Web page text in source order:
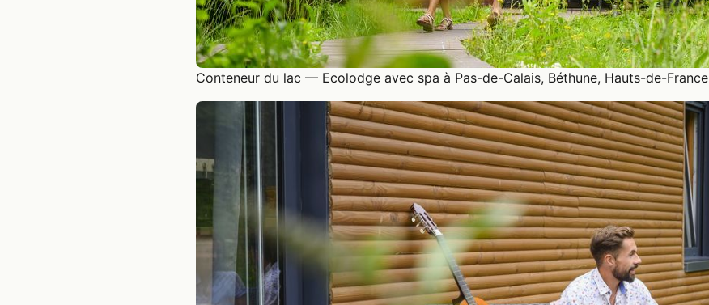
Conteneur du lac — Ecolodge avec spa à Pas-de-Calais, Béthune, Hauts-de-France